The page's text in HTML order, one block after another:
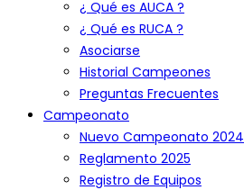
¿ Qué es AUCA ?
¿ Qué es RUCA ?
Asociarse
Historial Campeones
Preguntas Frecuentes
Campeonato
Nuevo Campeonato 2024
Reglamento 2025
Registro de Equipos